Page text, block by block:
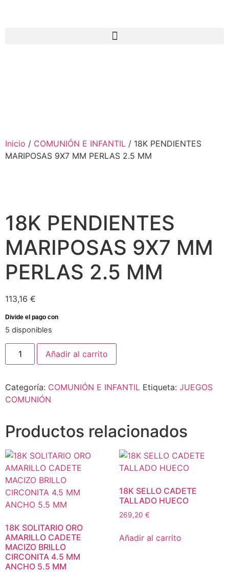
Inicio / COMUNIÓN E INFANTIL / 18K PENDIENTES
MARIPOSAS 9X7 MM PERLAS 2.5 MM
18K PENDIENTES
MARIPOSAS 9X7 MM
PERLAS 2.5 MM
113,16 €
5 disponibles
Añadir al carrito
Categoría: COMUNIÓN E INFANTIL Etiqueta: JUEGOS
COMUNIÓN
Productos relacionados
18K SOLITARIO ORO
AMARILLO CADETE
MACIZO BRILLO
CIRCONITA 4.5 MM
ANCHO 5.5 MM
18K SELLO CADETE
TALLADO HUECO
269,20 €
Añadir al carrito